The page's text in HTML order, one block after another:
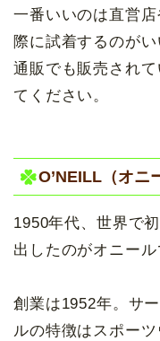
一番いいのは直営
際に試着するのが
通販でも販売され
てください。
O’NEILL（オニ
1950年代、世界で
出したのがオニール
創業は1952年。サ
ルの特徴はスポー